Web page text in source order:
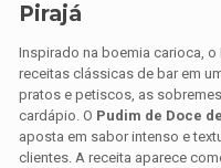
Pirajá
Inspirado na boemia carioca,
receitas clássicas de bar em
pratos e petiscos, as
cardápio. O Pudim de Doce
aposta em sabor intenso e
clientes. A receita aparece